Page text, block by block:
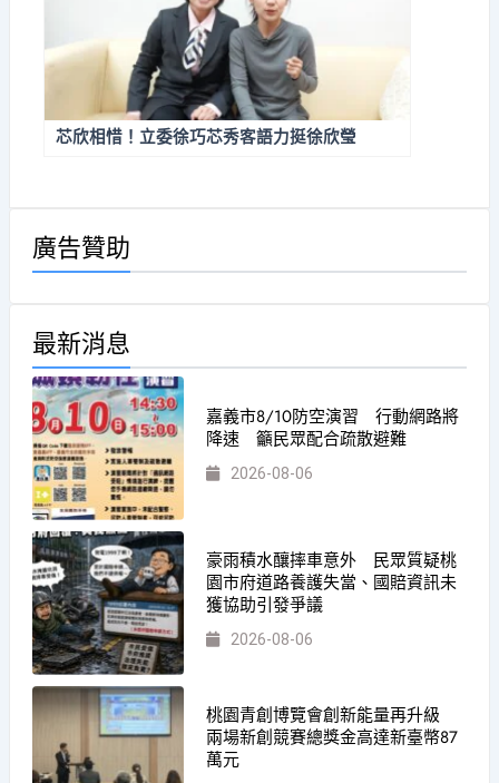
芯欣相惜！立委徐巧芯秀客語力挺徐欣瑩
廣告贊助
最新消息
嘉義市8/10防空演習 行動網路將
降速 籲民眾配合疏散避難
2026-08-06
豪雨積水釀摔車意外 民眾質疑桃
園市府道路養護失當、國賠資訊未
獲協助引發爭議
2026-08-06
桃園青創博覽會創新能量再升級
兩場新創競賽總獎金高達新臺幣87
萬元